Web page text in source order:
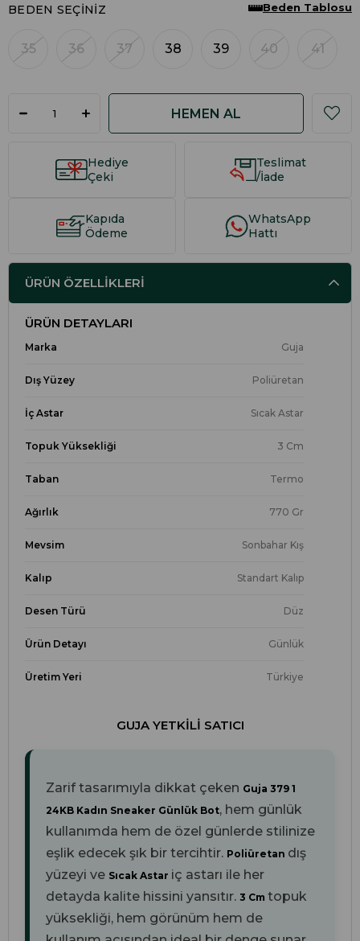
BEDEN SEÇINIZ
35 36 37 38 39 40 41
Beden Tablosu
Hediye
Çeki
Teslimat
/İade
Kapıda
Ödeme
WhatsApp
Hattı
ÜRÜN ÖZELLIKLERI
ÜRÜN DETAYLARI
Marka Guja
Dış Yüzey Poliüretan
İç Astar Sıcak Astar
Topuk Yüksekliği 3 Cm
Taban Termo
Ağırlık 770 Gr
Mevsim Sonbahar Kış
Kalıp Standart Kalıp
Desen Türü Düz
Ürün Detayı Günlük
Üretim Yeri Türkiye
GUJA YETKILI SATICI
Zarif tasarımıyla dikkat çeken Guja 379 1
24KB Kadın Sneaker Günlük Bot, hem günlük
kullanımda hem de özel günlerde stilinize
eşlik edecek şık bir tercihtir. Poliüretan dış
yüzeyi ve Sıcak Astar iç astarı ile her
detayda kalite hissini yansıtır. 3 Cm topuk
yüksekliği, hem görünüm hem de